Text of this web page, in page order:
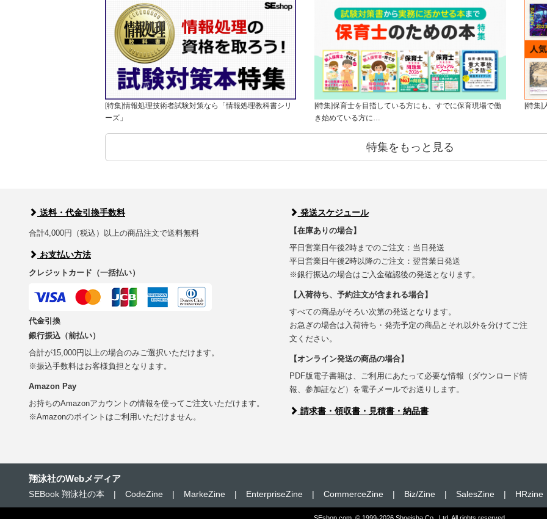
[特集]情報処理技術者試験対策なら「情報処理教科書シリ
ーズ」
[特集]保育士を目指している方にも、すでに保育現場で働
き始めている方に…
[特集]
特集をもっと見る
送料・代金引換手数料
合計4,000円（税込）以上の商品注文で送料無料
お支払い方法
クレジットカード（一括払い）
代金引換
銀行振込（前払い）
合計が15,000円以上の場合のみご選択いただけます。
※振込手数料はお客様負担となります。
Amazon Pay
お持ちのAmazonアカウントの情報を使ってご注文いただけます。
※Amazonのポイントはご利用いただけません。
発送スケジュール
【在庫ありの場合】
平日営業日午後2時までのご注文：当日発送
平日営業日午後2時以降のご注文：翌営業日発送
※銀行振込の場合はご入金確認後の発送となります。
【入荷待ち、予約注文が含まれる場合】
すべての商品がそろい次第の発送となります。
お急ぎの場合は入荷待ち・発売予定の商品とそれ以外を分けてご注
文ください。
【オンライン発送の商品の場合】
PDF版電子書籍は、ご利用にあたって必要な情報（ダウンロード情
報、参加証など）を電子メールでお送りします。
請求書・領収書・見積書・納品書
翔泳社のWebメディア
SEBook 翔泳社の本 | CodeZine | MarkeZine | EnterpriseZine | CommerceZine | Biz/Zine | SalesZine | HRzine